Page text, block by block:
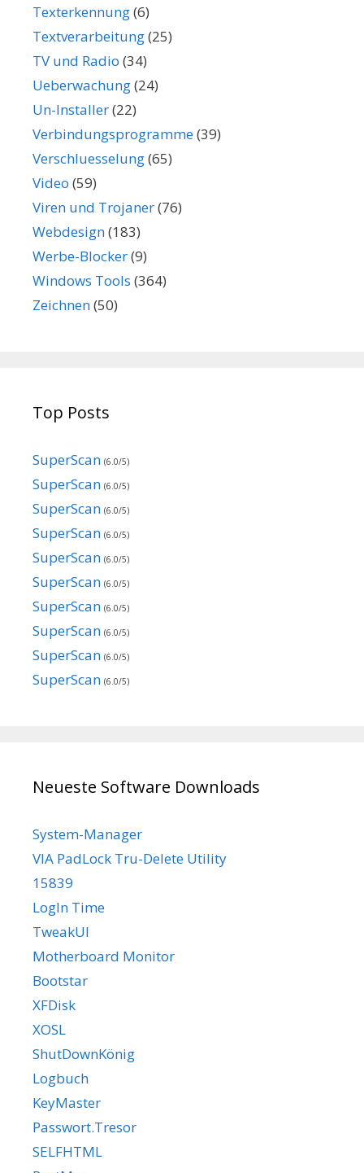
Texterkennung(6)
Textverarbeitung(25)
TV und Radio (34)
Ueberwachung(24)
Un-Installer(22)
Verbindungsprogramme(39)
Verschluesselung(65)
Video (59)
Viren und Trojaner(76)
Webdesign(183)
Werbe-Blocker(9)
Windows Tools (364)
Zeichnen(50)
Top Posts
SuperScan (6.0/5)
SuperScan (6.0/5)
SuperScan (6.0/5)
SuperScan (6.0/5)
SuperScan (6.0/5)
SuperScan (6.0/5)
SuperScan (6.0/5)
SuperScan (6.0/5)
SuperScan (6.0/5)
SuperScan (6.0/5)
Neueste Software Downloads
System-Manager
VIA PadLock Tru-Delete Utility
15839
LogIn Time
TweakUI
Motherboard Monitor
Bootstar
XFDisk
XOSL
ShutDownKönig
Logbuch
KeyMaster
Passwort.Tresor
SELFHTML